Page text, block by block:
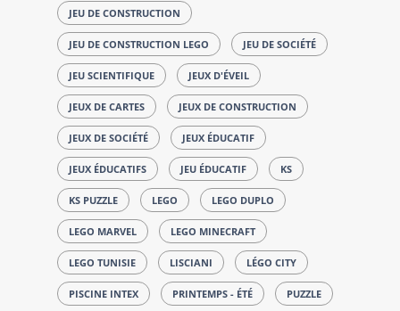
JEU DE CONSTRUCTION
JEU DE CONSTRUCTION LEGO JEU DE SOCIÉTÉ
JEU SCIENTIFIQUE JEUX D'ÉVEIL
JEUX DE CARTES JEUX DE CONSTRUCTION
JEUX DE SOCIÉTÉ JEUX ÉDUCATIF
JEUX ÉDUCATIFS JEU ÉDUCATIF KS
KS PUZZLE LEGO LEGO DUPLO
LEGO MARVEL LEGO MINECRAFT
LEGO TUNISIE LISCIANI LÉGO CITY
PISCINE INTEX PRINTEMPS - ÉTÉ PUZZLE